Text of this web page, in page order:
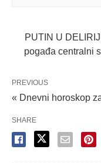
PUTIN U
pogađa centralni
PREVIOUS
« Dnevni horoskop
SHARE